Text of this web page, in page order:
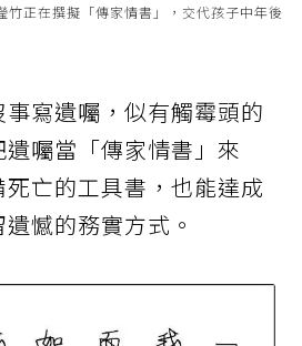
竹正在撰擬「傳家情書」，交代孩子中年後
寫遺囑，似有觸霉頭的
囑當「傳家情書」來
亡的工具書，也能達成
憾的務實方式。